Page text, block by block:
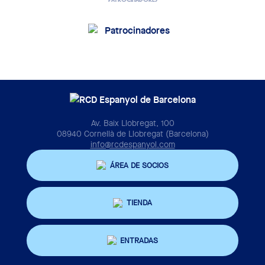
Av. Baix Llobregat, 100
08940 Cornellà de Llobregat (Barcelona)
info@rcdespanyol.com
ÁREA DE SOCIOS
TIENDA
ENTRADAS